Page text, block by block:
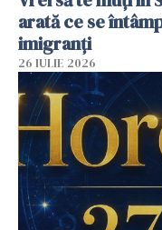
arată ce se
imigranți
26 IULIE 2026